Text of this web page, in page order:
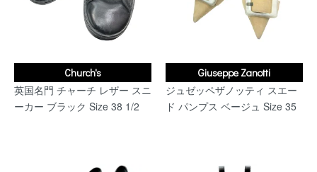
Church's
英国名門 チャーチ レザー スニ
ーカー ブラック Size 38 1/2
Giuseppe Zanotti
ジュゼッペザノッティ スエー
ド パンプス ベージュ Size 35